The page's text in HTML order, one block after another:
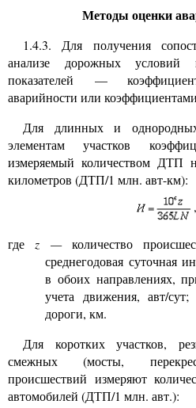
Методы оценки
1.4.3. Для получения
анализе дорожных условий
показателей —
аварийности или
Для длинных и
элементам участков
измеряемый количеством ДТП
километров (ДТП/1 млн. авт-км):
,
гдеz — количество
среднегодовая суточная
в обоих направлениях,
учета движения, авт/сут;
дороги, км.
Для коротких участков,
смежных (мосты,
происшествий измеряют
автомобилей (ДТП/1 млн. авт.):